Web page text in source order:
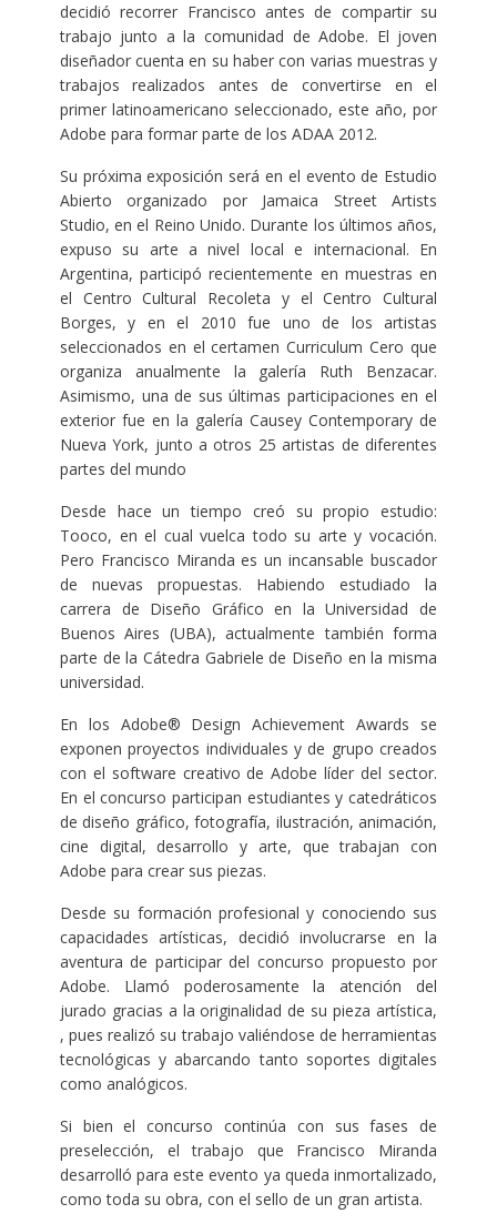
decidió recorrer Francisco antes de compartir su
trabajo junto a la comunidad de Adobe. El joven
diseñador cuenta en su haber con varias muestras y
trabajos realizados antes de convertirse en el
primer latinoamericano seleccionado, este año, por
Adobe para formar parte de los ADAA 2012.
Su próxima exposición será en el evento de Estudio
Abierto organizado por Jamaica Street Artists
Studio, en el Reino Unido. Durante los últimos años,
expuso su arte a nivel local e internacional. En
Argentina, participó recientemente en muestras en
el Centro Cultural Recoleta y el Centro Cultural
Borges, y en el 2010 fue uno de los artistas
seleccionados en el certamen Curriculum Cero que
organiza anualmente la galería Ruth Benzacar.
Asimismo, una de sus últimas participaciones en el
exterior fue en la galería Causey Contemporary de
Nueva York, junto a otros 25 artistas de diferentes
partes del mundo
Desde hace un tiempo creó su propio estudio:
Tooco, en el cual vuelca todo su arte y vocación.
Pero Francisco Miranda es un incansable buscador
de nuevas propuestas. Habiendo estudiado la
carrera de Diseño Gráfico en la Universidad de
Buenos Aires (UBA), actualmente también forma
parte de la Cátedra Gabriele de Diseño en la misma
universidad.
En los Adobe® Design Achievement Awards se
exponen proyectos individuales y de grupo creados
con el software creativo de Adobe líder del sector.
En el concurso participan estudiantes y catedráticos
de diseño gráfico, fotografía, ilustración, animación,
cine digital, desarrollo y arte, que trabajan con
Adobe para crear sus piezas.
Desde su formación profesional y conociendo sus
capacidades artísticas, decidió involucrarse en la
aventura de participar del concurso propuesto por
Adobe. Llamó poderosamente la atención del
jurado gracias a la originalidad de su pieza artística,
, pues realizó su trabajo valiéndose de herramientas
tecnológicas y abarcando tanto soportes digitales
como analógicos.
Si bien el concurso continúa con sus fases de
preselección, el trabajo que Francisco Miranda
desarrolló para este evento ya queda inmortalizado,
como toda su obra, con el sello de un gran artista.